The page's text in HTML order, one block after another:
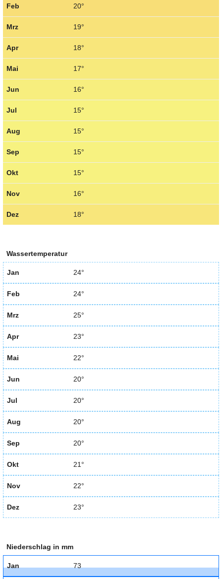
Feb 20°
Mrz 19°
Apr 18°
Mai 17°
Jun 16°
Jul 15°
Aug 15°
Sep 15°
Okt 15°
Nov 16°
Dez 18°
Wassertemperatur
Jan 24°
Feb 24°
Mrz 25°
Apr 23°
Mai 22°
Jun 20°
Jul 20°
Aug 20°
Sep 20°
Okt 21°
Nov 22°
Dez 23°
Niederschlag in mm
Jan 73